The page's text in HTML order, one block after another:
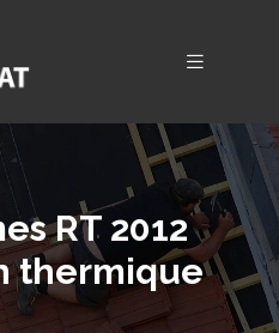
RT 2012
thermique